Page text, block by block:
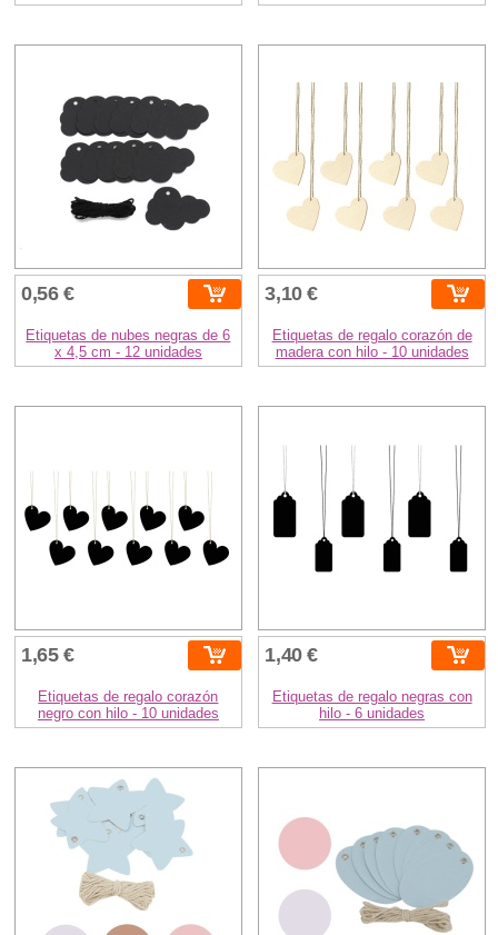
0,56 €
Etiquetas de nubes negras de 6
x 4,5 cm - 12 unidades
3,10 €
Etiquetas de regalo corazón de
madera con hilo - 10 unidades
1,65 €
Etiquetas de regalo corazón
negro con hilo - 10 unidades
1,40 €
Etiquetas de regalo negras con
hilo - 6 unidades